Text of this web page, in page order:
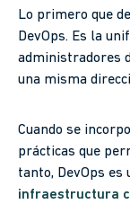
Lo primero que
DevOps. Es la
administradores
una misma
Cuando se
prácticas que
tanto, DevOps es
infraestructura